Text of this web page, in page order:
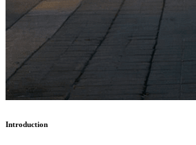
Introduction